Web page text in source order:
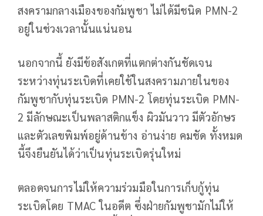
สงครามกลางเมืองของกัมพูชา ไม่ได้มีชนิด PMN-2
อยู่ในช่วงเวลานั้นแน่นอน
นอกจากนี้ ยังมีข้อสังเกตที่แตกต่างกันชัดเจน
ระหว่างทุ่นระเบิดที่เคยใช้ในสงครามภายในของ
กัมพูชากับทุ่นระเบิด PMN-2 โดยทุ่นระเบิด PMN-
2 มีลักษณะเป็นพลาสติกแข็ง ผิวมันวาว มีตัวอักษร
และตัวเลขพิมพ์อยู่ด้านข้าง อ่านง่าย คมชัด ทั้งหมด
นี้จึงยืนยันได้ว่าเป็นทุ่นระเบิดรุ่นใหม่
ตลอดจนการไม่ให้ความร่วมมือในการเก็บกู้ทุ่น
ระเบิดโดย TMAC ในอดีต ซึ่งฝ่ายกัมพูชามักไม่ให้